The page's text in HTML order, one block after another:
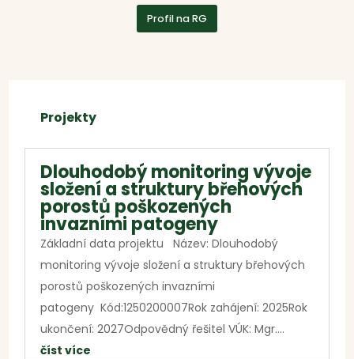
Profil na RG
Projekty
Dlouhodobý monitoring vývoje
složení a struktury břehových
porostů poškozených
invazními patogeny
Základní data projektu Název: Dlouhodobý
monitoring vývoje složení a struktury břehových
porostů poškozených invazními
patogeny Kód:1250200007Rok zahájení: 2025Rok
ukončení: 2027Odpovědný řešitel VÚK: Mgr....
číst více